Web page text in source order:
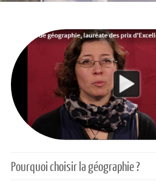
Pourquoi choisir la géographie ?